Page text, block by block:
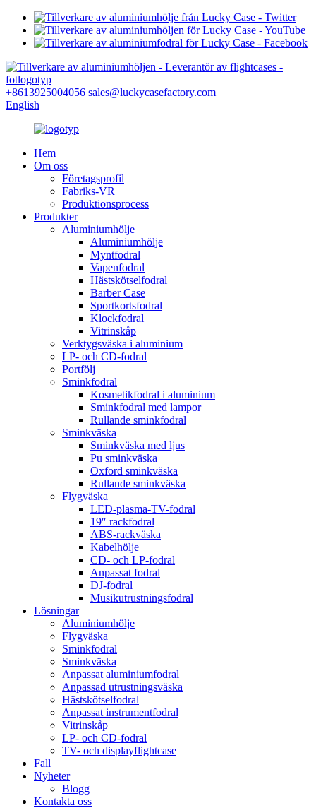
+8613925004056 sales@luckycasefactory.com
English
Hem
Om oss
Företagsprofil
Fabriks-VR
Produktionsprocess
Produkter
Aluminiumhölje
Aluminiumhölje
Myntfodral
Vapenfodral
Hästskötselfodral
Barber Case
Sportkortsfodral
Klockfodral
Vitrinskåp
Verktygsväska i aluminium
LP- och CD-fodral
Portfölj
Sminkfodral
Kosmetikfodral i aluminium
Sminkfodral med lampor
Rullande sminkfodral
Sminkväska
Sminkväska med ljus
Pu sminkväska
Oxford sminkväska
Rullande sminkväska
Flygväska
LED-plasma-TV-fodral
19″ rackfodral
ABS-rackväska
Kabelhölje
CD- och LP-fodral
Anpassat fodral
DJ-fodral
Musikutrustningsfodral
Lösningar
Aluminiumhölje
Flygväska
Sminkfodral
Sminkväska
Anpassat aluminiumfodral
Anpassad utrustningsväska
Hästskötselfodral
Anpassat instrumentfodral
Vitrinskåp
LP- och CD-fodral
TV- och displayflightcase
Fall
Nyheter
Blogg
Kontakta oss